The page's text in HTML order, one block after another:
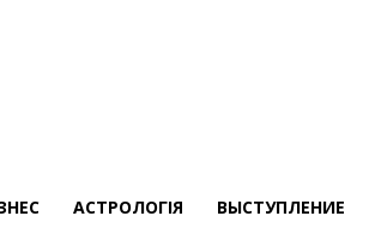
АСТРОЛОГІЯ ВЫСТУПЛЕНИЕ